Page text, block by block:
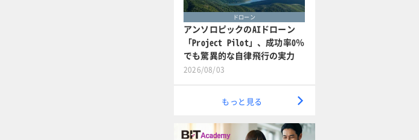
ドローン
アンソロピックのAIドローン
「Project Pilot」、成功率0％
でも驚異的な自律飛行の実力
2026/08/03
もっと見る